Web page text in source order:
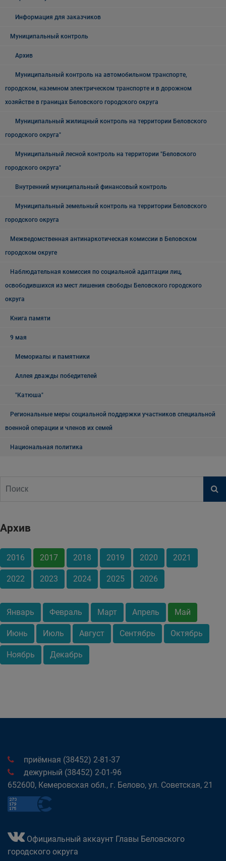
Информация для заказчиков
Муниципальный контроль
Архив
Муниципальный контроль на автомобильном транспорте,
городском, наземном электрическом транспорте и в дорожном
хозяйстве в границах Беловского городского округа
Муниципальный жилищный контроль на территории Беловского
городского округа"
Муниципальный лесной контроль на территории "Беловского
городского округа"
Внутренний муниципальный финансовый контроль
Муниципальный земельный контроль на территории Беловского
городского округа
Межведомственная антинаркотическая комиссии в Беловском
городском округе
Наблюдательная комиссия по социальной адаптации лиц,
освободившихся из мест лишения свободы Беловского городского
округа
Книга памяти
9 мая
Мемориалы и памятники
Аллея дважды победителей
"Катюша"
Региональные меры социальной поддержки участников специальной
военной операции и членов их семей
Национальная политика
Архив
2016 2017 2018 2019 2020 2021
2022 2023 2024 2025 2026
Январь Февраль Март Апрель Май
Июнь Июль Август Сентябрь Октябрь
Ноябрь Декабрь
приёмная (38452) 2-81-37
дежурный (38452) 2-01-96
652600, Кемеровская обл., г. Белово, ул. Советская, 21
Официальный аккаунт Главы Беловского
городского округа